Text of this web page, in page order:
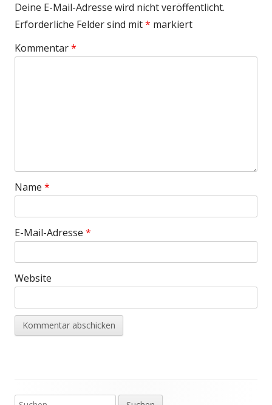
Deine E-Mail-Adresse wird nicht veröffentlicht.
Erforderliche Felder sind mit* markiert
Kommentar*
Name *
E-Mail-Adresse *
Website
Suchen